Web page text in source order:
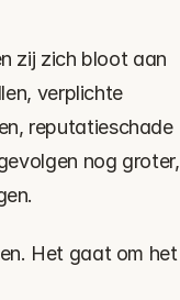
zij zich bloot aan
verplichte
reputatieschade
nog groter,
Het gaat om het